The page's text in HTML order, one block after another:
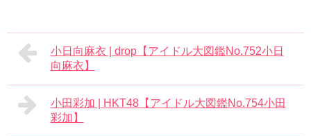
小日向麻衣 | drop【アイドル大図鑑No.752小日
向麻衣】
小田彩加 | HKT48【アイドル大図鑑No.754小田
彩加】